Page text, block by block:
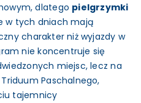
dlatego pielgrzymki
w tych dniach mają
charakter niż wyjazdy w
nie koncentruje się
miejsc, lecz na
Paschalnego,
tajemnicy